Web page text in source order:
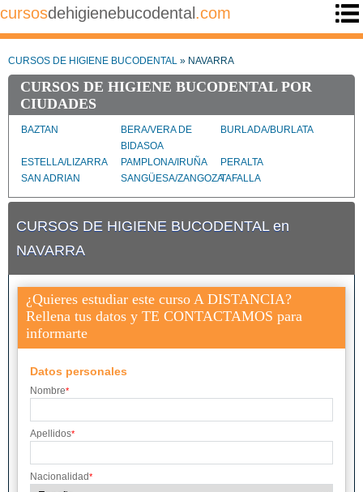
cursosdehigienebucodental .com
CURSOS DE HIGIENE BUCODENTAL » NAVARRA
CURSOS DE HIGIENE BUCODENTAL POR
CIUDADES
BAZTAN
BERA/VERA DE
BIDASOA
BURLADA/BURLATA
ESTELLA/LIZARRA PAMPLONA/IRUÑA
PERALTA
SAN ADRIAN
SANGÜESA/ZANGOZATAFALLA
TUDELA
CURSOS DE HIGIENE BUCODENTAL en
NAVARRA
¿Quieres estudiar este curso A DISTANCIA?
Rellena tus datos y TE CONTACTAMOS para
informarte
Datos personales
Nombre*
Apellidos*
Nacionalidad*